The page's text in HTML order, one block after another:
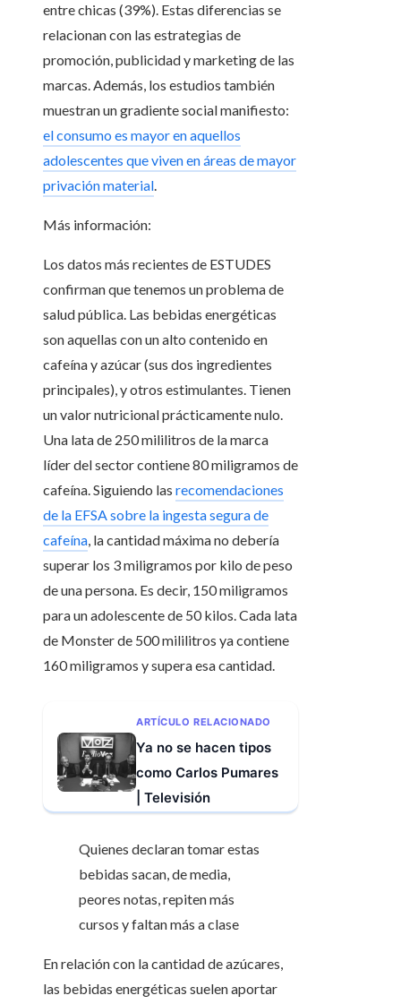
entre chicas (39%). Estas diferencias se
relacionan con las estrategias de
promoción, publicidad y marketing de las
marcas. Además, los estudios también
muestran un gradiente social manifiesto:
el consumo es mayor en aquellos
adolescentes que viven en áreas de mayor
privación material.
Más información:
Los datos más recientes de ESTUDES
confirman que tenemos un problema de
salud pública. Las bebidas energéticas
son aquellas con un alto contenido en
cafeína y azúcar (sus dos ingredientes
principales), y otros estimulantes. Tienen
un valor nutricional prácticamente nulo.
Una lata de 250 mililitros de la marca
líder del sector contiene 80 miligramos de
cafeína. Siguiendo las recomendaciones
de la EFSA sobre la ingesta segura de
cafeína, la cantidad máxima no debería
superar los 3 miligramos por kilo de peso
de una persona. Es decir, 150 miligramos
para un adolescente de 50 kilos. Cada lata
de Monster de 500 mililitros ya contiene
160 miligramos y supera esa cantidad.
ARTÍCULO RELACIONADO
Ya no se hacen tipos
como Carlos Pumares
| Televisión
Quienes declaran tomar estas
bebidas sacan, de media,
peores notas, repiten más
cursos y faltan más a clase
En relación con la cantidad de azúcares,
las bebidas energéticas suelen aportar